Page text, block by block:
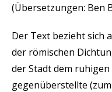
(Übersetzungen: Ben
Der Text bezieht sich
der römischen
der Stadt dem
gegenüberstellte